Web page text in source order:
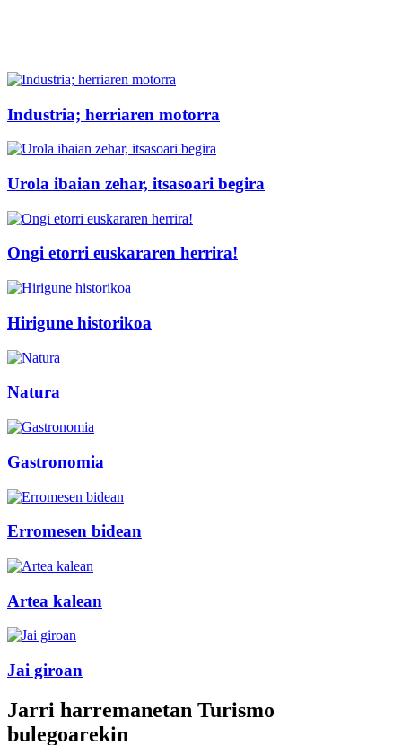
Industria; herriaren motorra
Urola ibaian zehar, itsasoari begira
Ongi etorri euskararen herrira!
Hirigune historikoa
Natura
Gastronomia
Erromesen bidean
Artea kalean
Jai giroan
Jarri harremanetan Turismo
bulegoarekin